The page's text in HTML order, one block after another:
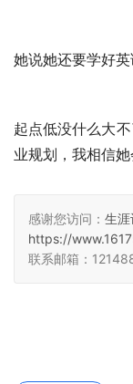
她说她还要学好
起点低没什么大
业规划，我相信她
感谢您访问： 生涯
https://
联系邮箱：